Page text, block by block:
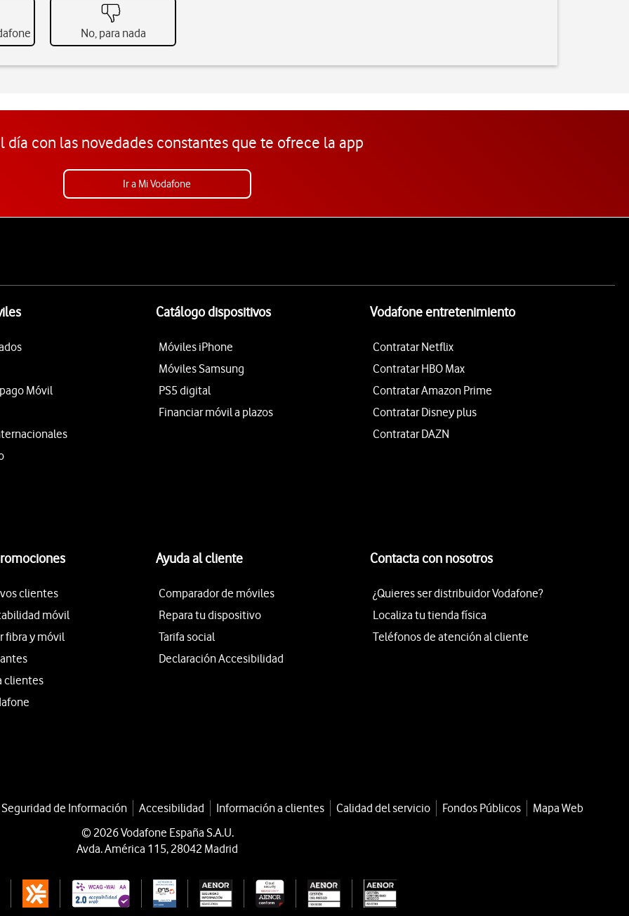
No, para nada
día con las novedades constantes que te ofrece la app
Ir a Mi Vodafone
Móvil
Catálogo dispositivos
Móviles iPhone
Móviles Samsung
PS5 digital
Financiar móvil a plazos
Vodafone entretenimiento
Contratar Netflix
Contratar HBO Max
Contratar Amazon Prime
Contratar Disney plus
Contratar DAZN
clientes
móvil
fibra y móvil
clientes
Ayuda al cliente
Comparador de móviles
Repara tu dispositivo
Tarifa social
Declaración Accesibilidad
Contacta con nosotros
¿Quieres ser distribuidor Vodafone?
Localiza tu tienda física
Teléfonos de atención al cliente
de Información Accesibilidad Información a clientes Calidad del servicio Fondos Públicos
Mapa Web
© 2026 Vodafone España S.A.U.
Avda. América 115, 28042 Madrid